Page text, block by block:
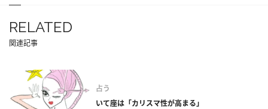
RELATED
関連記事
占う
いて座は「カリスマ性が高まる」